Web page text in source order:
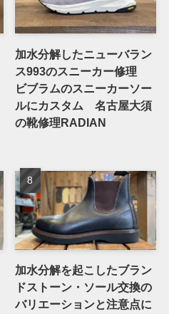
加水分解したニューバラン
ス993のスニーカー修理
ビブラムのスニーカーソー
ルにカスタム 名古屋大須
の靴修理RADIAN
加水分解を起こしたブラン
ドストーン・ソール交換の
バリエーションと注意点に